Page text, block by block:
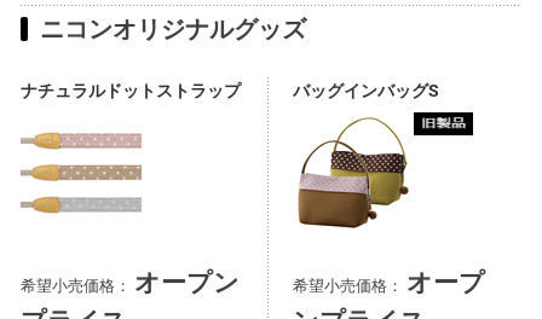
ニコンオリジナルグッズ
ナチュラルドットストラップ
希望小売価格： オープン
バッグインバッグS
希望小売価格： オープ